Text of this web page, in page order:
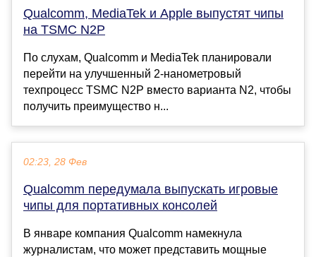
Qualcomm, MediaTek и Apple выпустят чипы
на TSMC N2P
По слухам, Qualcomm и MediaTek планировали
перейти на улучшенный 2-нанометровый
техпроцесс TSMC N2P вместо варианта N2, чтобы
получить преимущество н...
02:23, 28 Фев
Qualcomm передумала выпускать игровые
чипы для портативных консолей
В январе компания Qualcomm намекнула
журналистам, что может представить мощные